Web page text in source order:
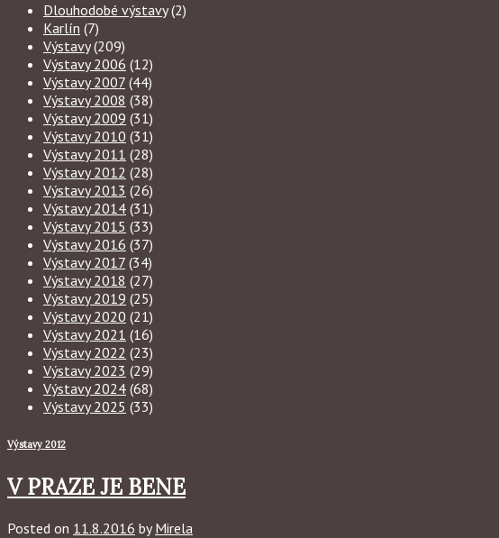
Dlouhodobé výstavy(2)
Karlín (7)
Výstavy(209)
Výstavy 2006 (12)
Výstavy 2007 (44)
Výstavy 2008 (38)
Výstavy 2009 (31)
Výstavy 2010 (31)
Výstavy 2011 (28)
Výstavy 2012 (28)
Výstavy 2013 (26)
Výstavy 2014 (31)
Výstavy 2015 (33)
Výstavy 2016 (37)
Výstavy 2017 (34)
Výstavy 2018 (27)
Výstavy 2019 (25)
Výstavy 2020 (21)
Výstavy 2021 (16)
Výstavy 2022 (23)
Výstavy 2023 (29)
Výstavy 2024 (68)
Výstavy 2025 (33)
Výstavy 2012
V PRAZE JE BENE
Posted on 11.8.2016 byMirela